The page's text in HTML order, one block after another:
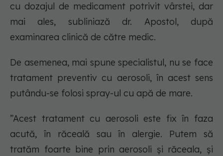
cu dozajul de medicament potrivit vârstei, dar
mai ales, subliniază dr. Apostol, după
examinarea clinică de către medic.
De asemenea, mai spune specialistul, nu se face
tratament preventiv cu aerosoli, în acest sens
putându-se folosi spray-ul cu apă de mare.
”Acest tratament cu aerosoli este fix în faza
acută, în răceală sau în alergie. Putem să
tratăm foarte bine prin aerosoli și răceala, și